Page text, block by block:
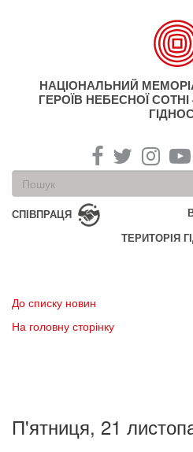
НАЦІОНАЛЬНИЙ
ГЕРОЇВ НЕБЕСНОЇ
Пошукова
форма
Пошук
СПІВПРАЦЯ
ТЕРИТОРІЯ
До списку новин
На головну сторінку
П'ятниця, 21